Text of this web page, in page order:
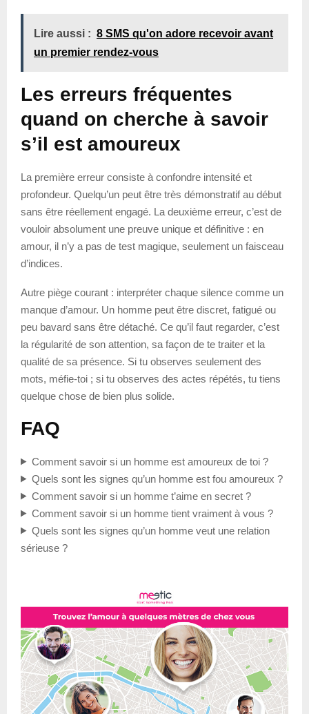
Lire aussi : 8 SMS qu'on adore recevoir avant
un premier rendez-vous
Les erreurs fréquentes
quand on cherche à savoir
s’il est amoureux
La première erreur consiste à confondre intensité et
profondeur. Quelqu’un peut être très démonstratif au début
sans être réellement engagé. La deuxième erreur, c’est de
vouloir absolument une preuve unique et définitive : en
amour, il n’y a pas de test magique, seulement un faisceau
d’indices.
Autre piège courant : interpréter chaque silence comme un
manque d’amour. Un homme peut être discret, fatigué ou
peu bavard sans être détaché. Ce qu’il faut regarder, c’est
la régularité de son attention, sa façon de te traiter et la
qualité de sa présence. Si tu observes seulement des
mots, méfie-toi ; si tu observes des actes répétés, tu tiens
quelque chose de bien plus solide.
FAQ
Comment savoir si un homme est amoureux de toi ?
Quels sont les signes qu’un homme est fou amoureux ?
Comment savoir si un homme t’aime en secret ?
Comment savoir si un homme tient vraiment à vous ?
Quels sont les signes qu’un homme veut une relation
sérieuse ?